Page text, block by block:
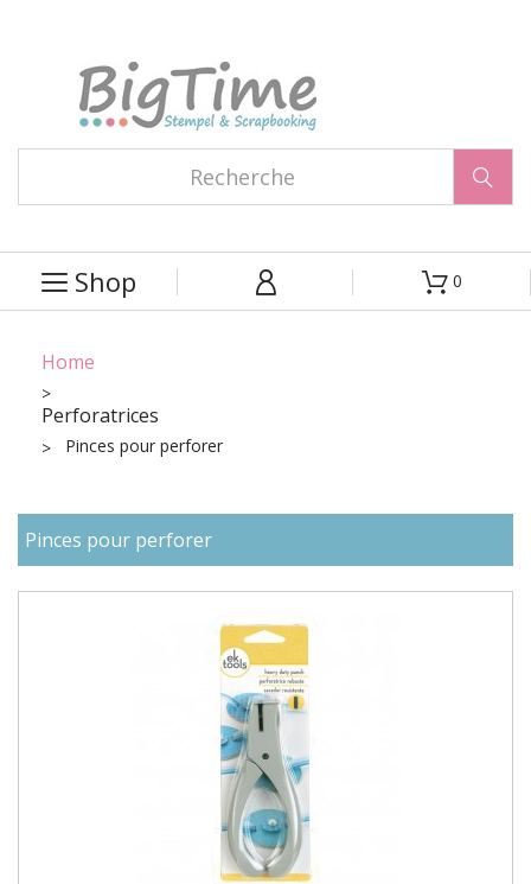

 Shop   0
Home
Perforatrices
Pinces pour perforer
Pinces pour perforer